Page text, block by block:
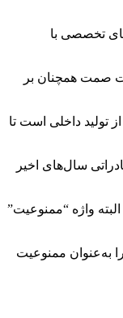
تخصصی با
صمت همچنان بر
تولید داخلی است تا
سال‌های اخیر
واژه “ممنوعیت”
به‌عنوان ممنوعیت